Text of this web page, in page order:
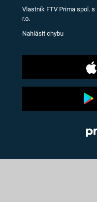
Vlastník FTV Prima spol. s
r.o.
Nahlásit chybu